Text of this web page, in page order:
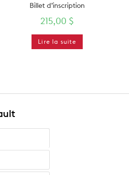
Billet d’inscription
215,00$
Lire la suite